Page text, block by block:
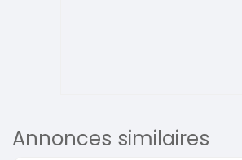
Annonces similaires